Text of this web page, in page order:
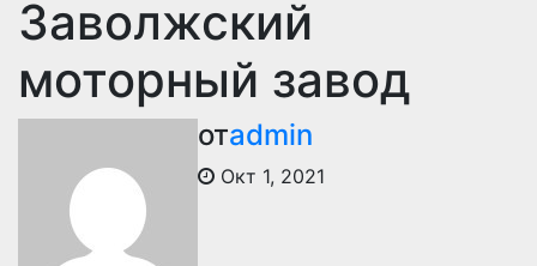
Заволжский
моторный завод
отadmin
Окт 1, 2021